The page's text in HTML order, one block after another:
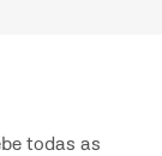
todas as